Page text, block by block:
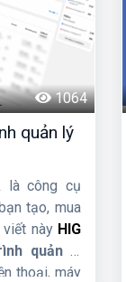
1064
quản lý
là công cụ
tạo, mua
này HIG
quản lý
thoại, máy